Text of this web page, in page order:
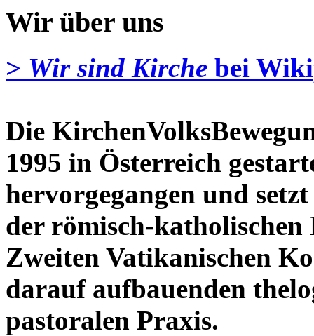
Wir über uns
> Wir sind Kirche bei
Die
1995 in Österreich
hervorgegangen und
der römisch-katholischen
Zweiten Vatikanischen
darauf aufbauenden
pastoralen Praxis.